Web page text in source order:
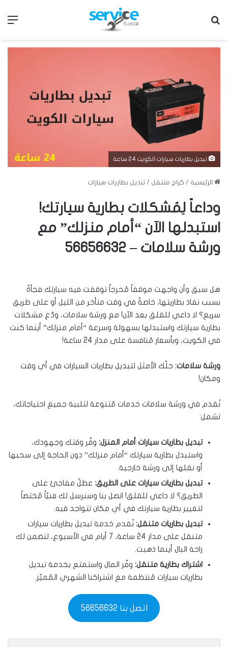
تبديل بطاريات سيارات الكويت 24 ساعة
الرئيسية / كراج متنقل / تبديل بطاريات سيارات
وداعاً لِمُشكلات بطارية سيارتك!
استبدلها الآن “أمام منزلك” مع
ورشة سلامات – 56656632
هل سبق وأن واجهت موقفاً مُحرجاً توقفت فيه سيارتك فجأةً
بسبب نفاذ بطاريتها، خاصةً في وقت متأخر من الليل أو على طريق
سريع؟ لا داعي للقلق بعد الآن! مع ورشة سلامات، ودّع مشكلات
بطارية سيارتك واستبدلها بسهولة وسرعة “أمام منزلك” أينما كنت
في الكويت، وبأسعار مُنافسة على مدار 24 ساعة!
ورشة سلامات: حلّك الأمثل لتبديل بطاريات السيارات في أي وقت
ومكان!
نُقدم في ورشة سلامات خدمات مُتنوعة لتلبية جميع احتياجاتك،
تشمل:
تبديل بطاريات سيارات أمام المنزل: وفّر وقتك وجهودك،
واستبدل بطارية سيارتك “أمام منزلك” دون الحاجة إلى سحبها
أو نقلها إلى ورشة خارجية.
تبديل بطاريات سيارات على الطريق: عطلٌ مفاجئ على
الطريق؟ لا داعي للقلق! اتصل بنا وسنرسل لك فنيّاً مُختصاً
لتغيير بطارية سيارتك في أي مكان تتواجد فيه.
تبديل بطاريات متنقل: نُقدم خدمة تبديل بطاريات سيارات
متنقل على مدار 24 ساعة، 7 أيام في الأسبوع، لنضمن لك
راحة البال أينما ذهبت.
اشتراك بطارية متنقل: وفّر المال واستمتع بخدمة تبديل
بطاريات سيارات مُنتظمة مع اشتراكنا الشهري المُميّز.
اتصل بنا 56656632